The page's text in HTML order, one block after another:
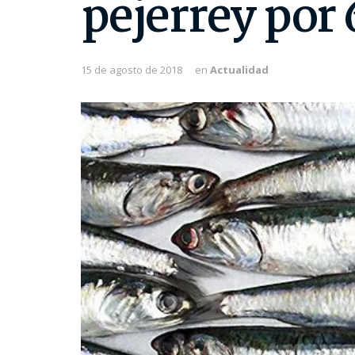
pejerrey por
15 de agosto de 2018 en Actualidad